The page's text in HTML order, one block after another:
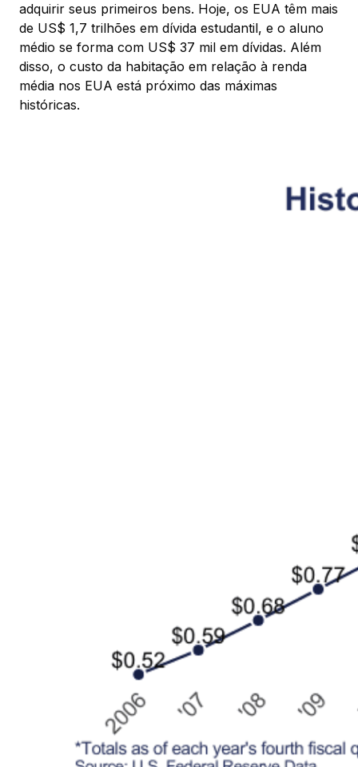
adquirir seus primeiros bens. Hoje, os EUA têm mais
de US$ 1,7 trilhões em dívida estudantil, e o aluno
médio se forma com US$ 37 mil em dívidas. Além
disso, o custo da habitação em relação à renda
média nos EUA está próximo das máximas
históricas.